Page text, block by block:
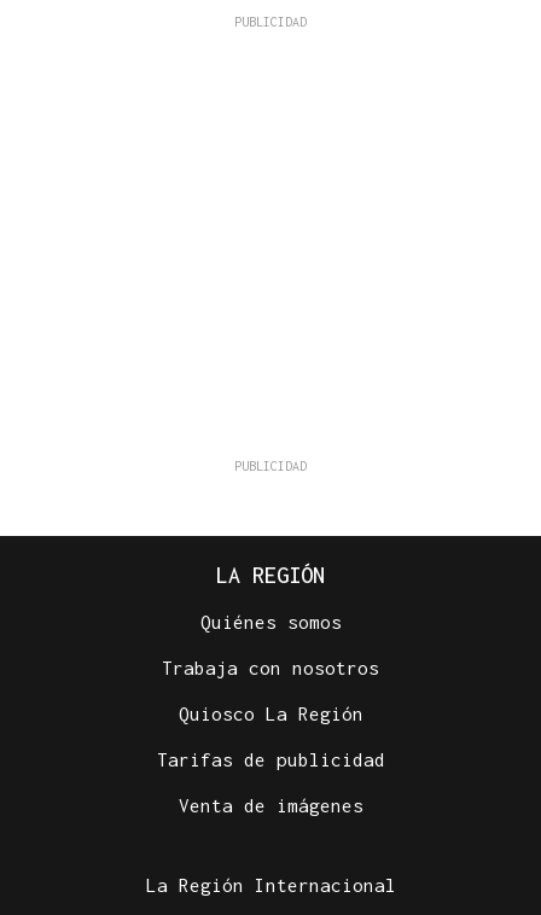
LA REGIÓN
Quiénes somos
Trabaja con nosotros
Quiosco La Región
Tarifas de publicidad
Venta de imágenes
La Región Internacional